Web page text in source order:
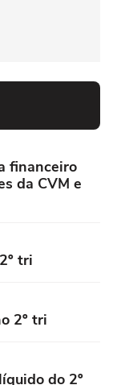
financeiro
da CVM e
tri
2º tri
do 2º